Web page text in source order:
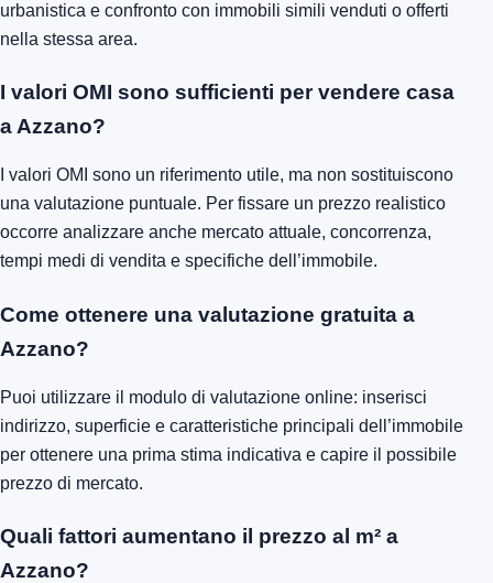
urbanistica e confronto con immobili simili venduti o offerti
nella stessa area.
I valori OMI sono sufficienti per vendere casa
a Azzano?
I valori OMI sono un riferimento utile, ma non sostituiscono
una valutazione puntuale. Per fissare un prezzo realistico
occorre analizzare anche mercato attuale, concorrenza,
tempi medi di vendita e specifiche dell’immobile.
Come ottenere una valutazione gratuita a
Azzano?
Puoi utilizzare il modulo di valutazione online: inserisci
indirizzo, superficie e caratteristiche principali dell’immobile
per ottenere una prima stima indicativa e capire il possibile
prezzo di mercato.
Quali fattori aumentano il prezzo al m² a
Azzano?